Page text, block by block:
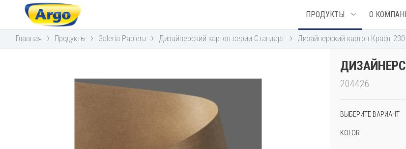
ПРОДУКТЫ О
Главная › Продукты › Galeria Papieru › Дизайнерский картон серии Стандарт › Дизайнерский картон Крафт 230
204426
ВЫБЕРИТЕ ВАРИАНТ
KOLOR